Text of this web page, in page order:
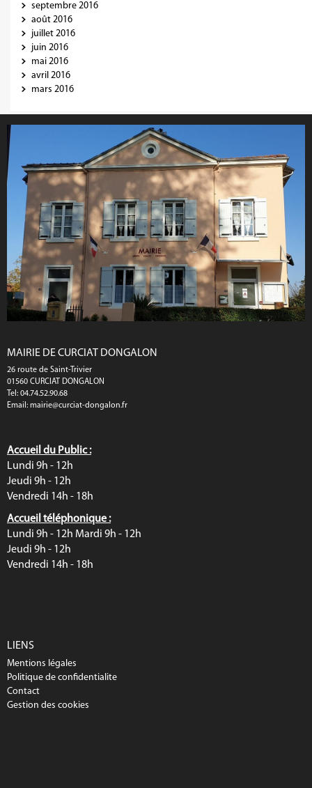
septembre 2016
août 2016
juillet 2016
juin 2016
mai 2016
avril 2016
mars 2016
MAIRIE DE CURCIAT DONGALON
26 route de Saint-Trivier
01560 CURCIAT DONGALON
Tel: 04.74.52.90.68
Email: mairie@curciat-dongalon.fr
Accueil du Public :
Lundi 9h - 12h
Jeudi 9h - 12h
Vendredi 14h - 18h
Accueil téléphonique :
Lundi 9h - 12h Mardi 9h - 12h
Jeudi 9h - 12h
Vendredi 14h - 18h
LIENS
Mentions légales
Politique de confidentialite
Contact
Gestion des cookies